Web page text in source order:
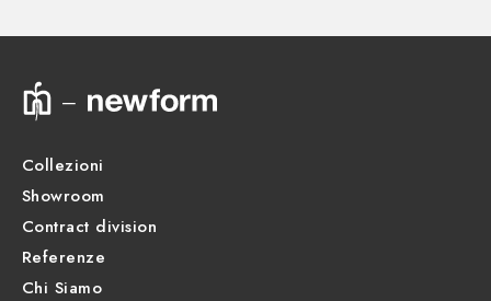
Collezioni
Showroom
Contract division
Referenze
Chi Siamo